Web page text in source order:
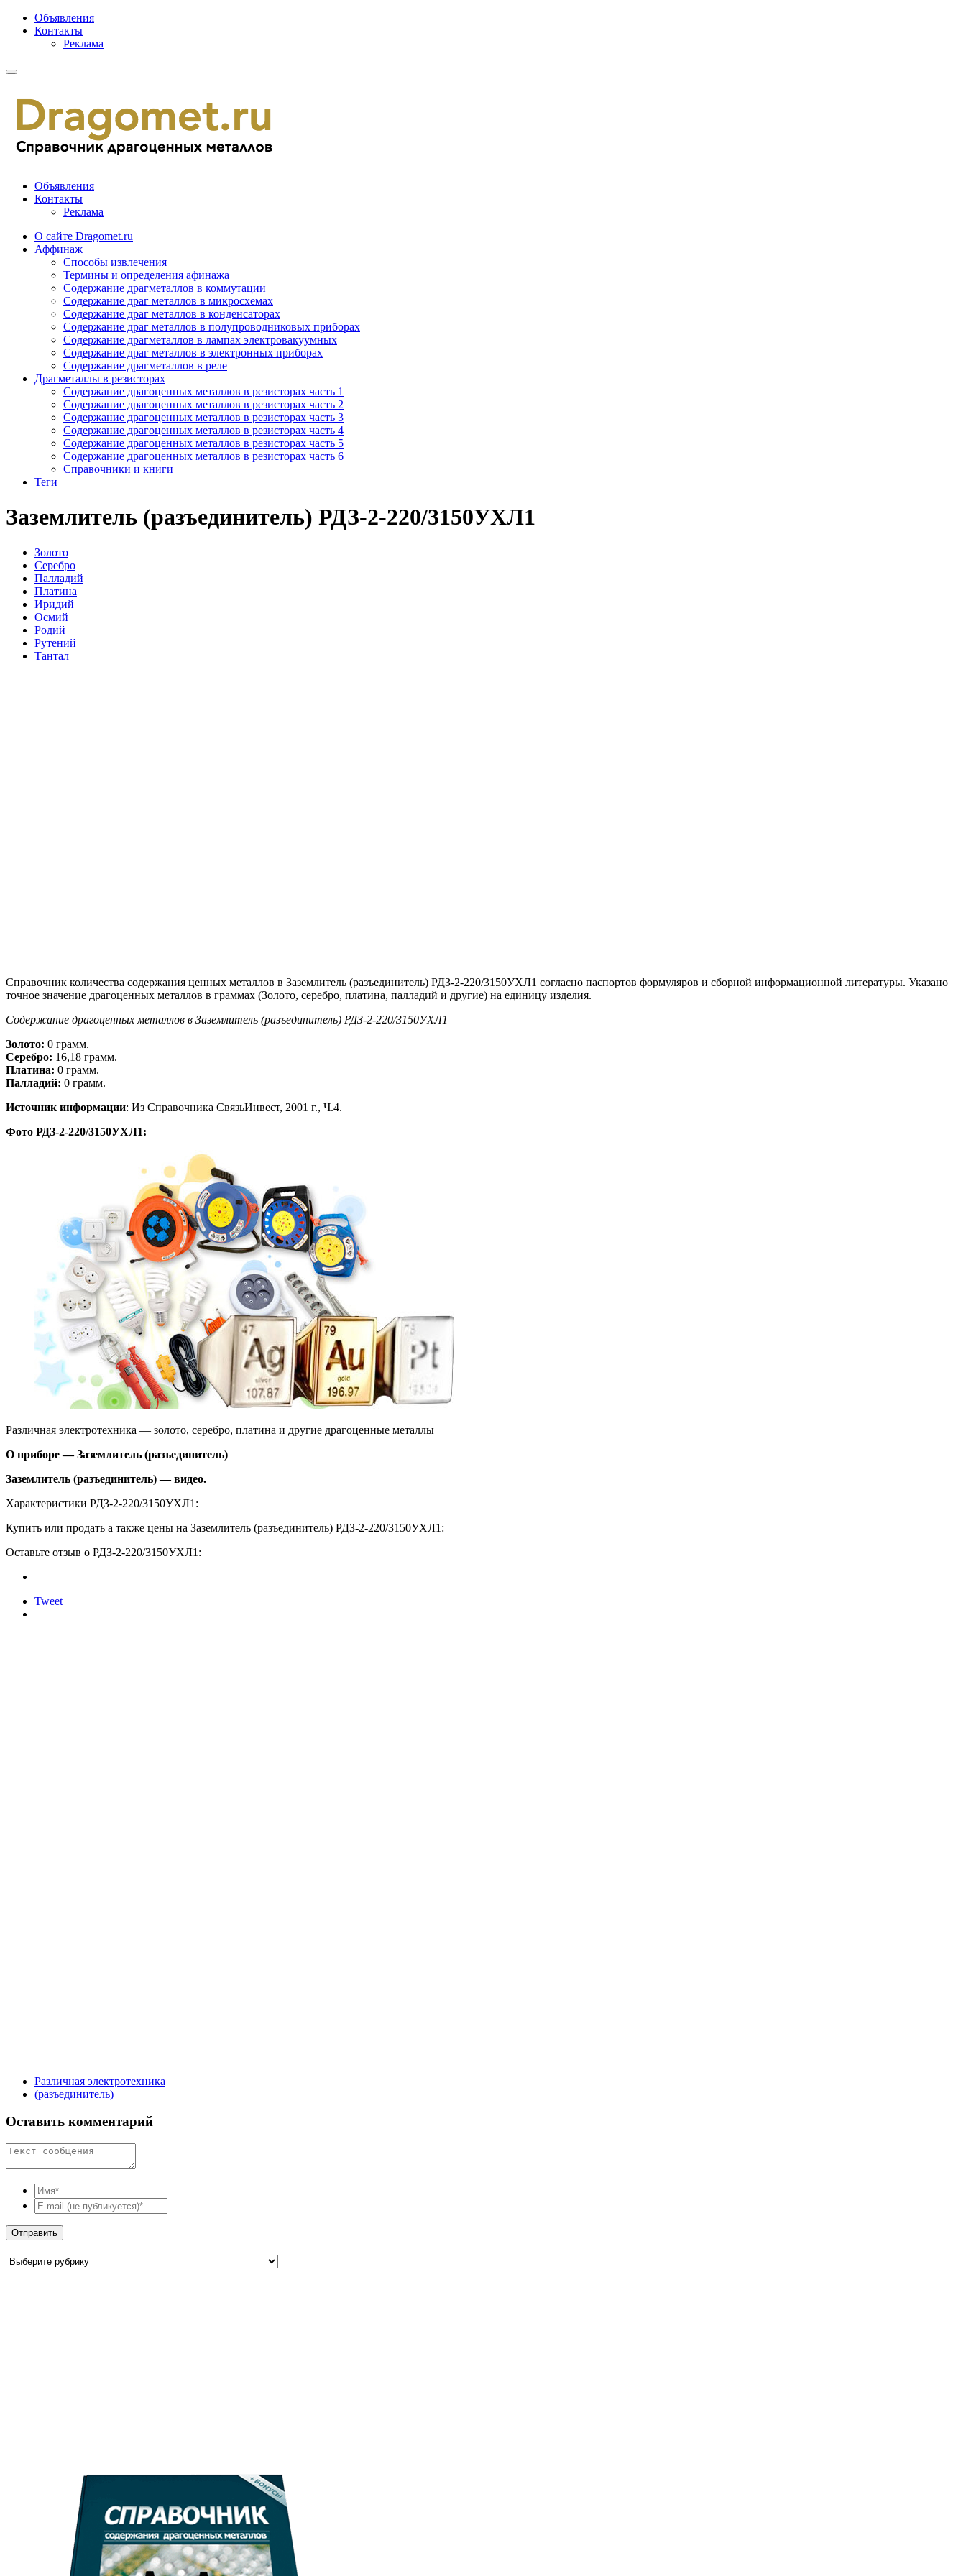
Объявления
Контакты
Реклама
Объявления
Контакты
Реклама
О сайте Dragomet.ru
Аффинаж
Способы извлечения
Термины и определения афинажа
Содержание драгметаллов в коммутации
Содержание драг металлов в микросхемах
Содержание драг металлов в конденсаторах
Содержание драг металлов в полупроводниковых приборах
Содержание драгметаллов в лампах электровакуумных
Содержание драг металлов в электронных приборах
Содержание драгметаллов в реле
Драгметаллы в резисторах
Содержание драгоценных металлов в резисторах часть 1
Содержание драгоценных металлов в резисторах часть 2
Содержание драгоценных металлов в резисторах часть 3
Содержание драгоценных металлов в резисторах часть 4
Содержание драгоценных металлов в резисторах часть 5
Содержание драгоценных металлов в резисторах часть 6
Справочники и книги
Теги
Заземлитель (разъединитель) РДЗ-2-220/3150УХЛ1
Золото
Серебро
Палладий
Платина
Иридий
Осмий
Родий
Рутений
Тантал
Справочник количества содержания ценных металлов в Заземлитель (разъединитель) РДЗ-2-220/3150УХЛ1 согласно паспортов формуляров и сборной информационной литературы. Указано
точное значение драгоценных металлов в граммах (Золото, серебро, платина, палладий и другие) на единицу изделия.
Содержание драгоценных металлов в Заземлитель (разъединитель) РДЗ-2-220/3150УХЛ1
Золото: 0 грамм.
Серебро: 16,18 грамм.
Платина: 0 грамм.
Палладий: 0 грамм.
Источник информации: Из Справочника СвязьИнвест, 2001 г., Ч.4.
Фото РДЗ-2-220/3150УХЛ1:
Различная электротехника — золото, серебро, платина и другие драгоценные металлы
О приборе — Заземлитель (разъединитель)
Заземлитель (разъединитель) — видео.
Характеристики РДЗ-2-220/3150УХЛ1:
Купить или продать а также цены на Заземлитель (разъединитель) РДЗ-2-220/3150УХЛ1:
Оставьте отзыв о РДЗ-2-220/3150УХЛ1:
Tweet
Различная электротехника
(разъединитель)
Оставить комментарий